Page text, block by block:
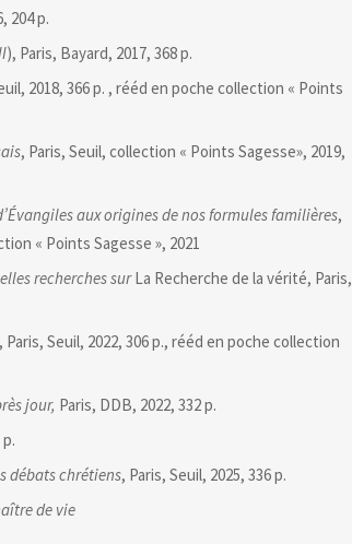
204 p.
), Paris, Bayard, 2017, 368 p.
2018, 366 p. , rééd en poche collection « Points
, Paris, Seuil, collection « Points Sagesse», 2019,
aux origines de nos formules familières,
« Points Sagesse », 2021
recherches surLa Recherche de la vérité, Paris,
, Paris, Seuil, 2022, 306 p., rééd en poche collection
jour, Paris, DDB, 2022, 332 p.
débats chrétiens, Paris, Seuil, 2025, 336 p.
de vie